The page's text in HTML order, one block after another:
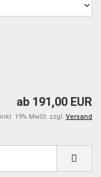
ab 191,00 EUR
inkl. 19% MwSt. zzgl. Versand